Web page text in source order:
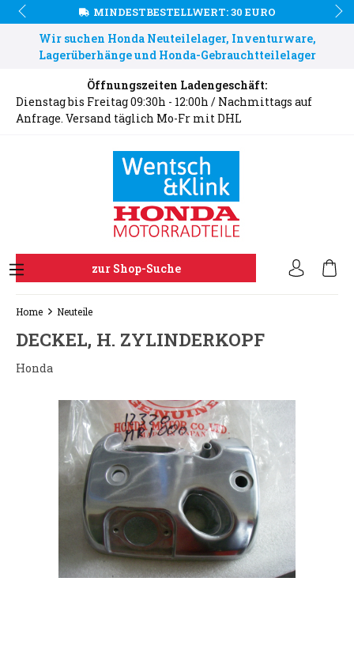
MINDESTBESTELLWERT: 30 EURO
Wir suchen Honda Neuteilelager, Inventurware,
Lagerüberhänge und Honda-Gebrauchtteilelager
Öffnungszeiten Ladengeschäft:
Dienstag bis Freitag 09:30h - 12:00h / Nachmittags auf
Anfrage. Versand täglich Mo-Fr mit DHL
zur Shop-Suche
Home Neuteile
DECKEL, H. ZYLINDERKOPF
Honda